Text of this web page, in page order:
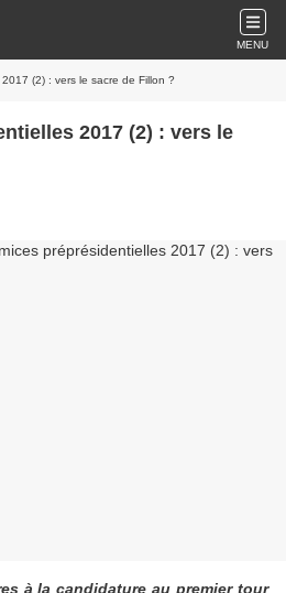
MENU
(2) : vers le sacre de Fillon ?
2017 (2) : vers le
à la candidature au premier tour